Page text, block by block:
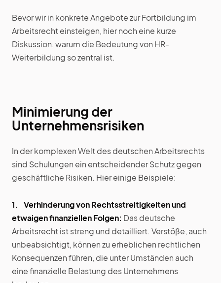
Bevor wir in konkrete Angebote zur Fortbildung im
Arbeitsrecht einsteigen, hier noch eine kurze
Diskussion, warum die Bedeutung von HR-
Weiterbildung so zentral ist.
Minimierung der
Unternehmensrisiken
In der komplexen Welt des deutschen Arbeitsrechts
sind Schulungen ein entscheidender Schutz gegen
geschäftliche Risiken. Hier einige Beispiele:
1. Verhinderung von Rechtsstreitigkeiten und
etwaigen finanziellen Folgen: Das deutsche
Arbeitsrecht ist streng und detailliert. Verstöße, auch
unbeabsichtigt, können zu erheblichen rechtlichen
Konsequenzen führen, die unter Umständen auch
eine finanzielle Belastung des Unternehmens